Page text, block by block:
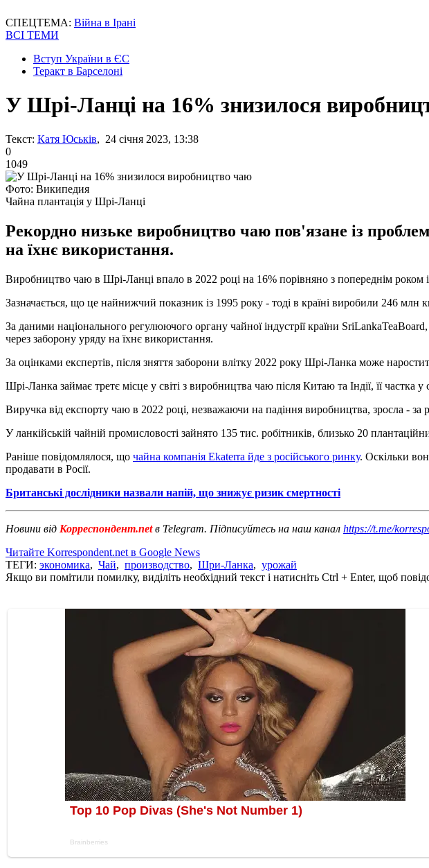
СПЕЦТЕМА: Війна в Ірані
ВСІ ТЕМИ
Вступ України в ЄС
Теракт в Барселоні
У Шрі-Ланці на 16% знизилося
Текст: Катя Юськів, 24 січня 2023, 13:38
0
1049
Фото: Википедия
Чайна плантація у Шрі-Ланці
Рекордно низьке виробництво чаю пов'язане із
на їхнє використання.
Виробництво чаю в Шрі-Ланці впало в 2022 році на 16% порівняно з попереднім роком
Зазначається, що це найнижчий показник із 1995 року - тоді в країні виробили 246 млн
За даними національного регулюючого органу чайної індустрії країни
через заборону уряду на їхнє використання.
За оцінками експертів, після зняття заборони влітку 2022 року Шрі-Ланка може
Шрі-Ланка займає третє місце у світі з виробництва чаю після Китаю та Індії, її частка у
Виручка від експорту чаю в 2022 році, незважаючи на падіння виробництва, зросла -
У ланкійській чайній промисловості зайнято 135 тис. робітників, близько 20
Раніше повідомлялося, що чайна компанія Ekaterra йде з російського ринку. Оскільки
продавати в Росії.
Британські дослідники назвали напій, що знижує ризик смертності
Новини від Корреспондент.netв Telegram. Підписуйтесь на наш канал https://t.me/
Читайте Korrespondent.net в Google News
ТЕГИ: экономика, Чай, производство, Шри-Ланка, урожай
Якщо ви помітили помилку, виділіть необхідний текст і натисніть Ctrl + Enter, щоб